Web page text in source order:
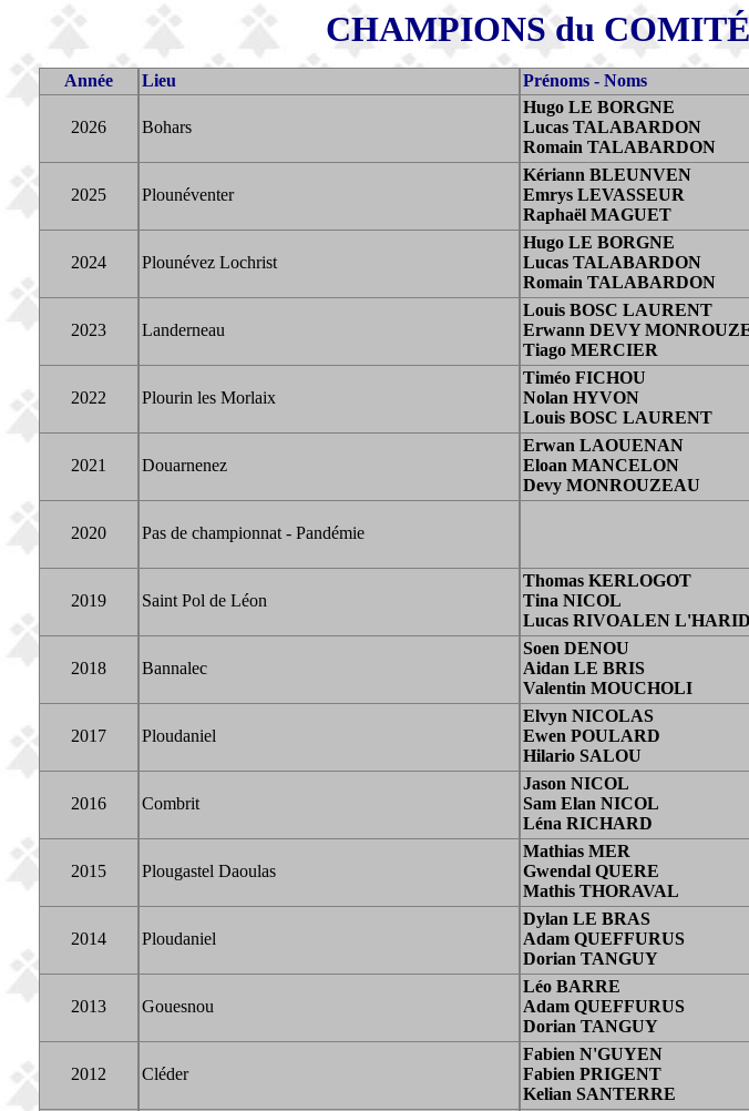
CHAMPIONS du COMITÉ
Année Lieu Prénoms - Noms
2026 Bohars
Hugo LE BORGNE
Lucas TALABARDON
Romain TALABARDON
2025 Plounéventer
Kériann BLEUNVEN
Emrys LEVASSEUR
Raphaël MAGUET
2024 Plounévez Lochrist
Hugo LE BORGNE
Lucas TALABARDON
Romain TALABARDON
2023 Landerneau
Louis BOSC LAURENT
Erwann DEVY
Tiago MERCIER
2022 Plourin les Morlaix
Timéo FICHOU
Nolan HYVON
Louis BOSC LAURENT
2021 Douarnenez
Erwan LAOUENAN
Eloan MANCELON
Devy MONROUZEAU
2020 Pas de championnat - Pandémie
2019 Saint Pol de Léon
Thomas KERLOGOT
Tina NICOL
Lucas RIVOALEN
2018 Bannalec
Soen DENOU
Aidan LE BRIS
Valentin MOUCHOLI
2017 Ploudaniel
Elvyn NICOLAS
Ewen POULARD
Hilario SALOU
2016 Combrit
Jason NICOL
Sam Elan NICOL
Léna RICHARD
2015 Plougastel Daoulas
Mathias MER
Gwendal QUERE
Mathis THORAVAL
2014 Ploudaniel
Dylan LE BRAS
Adam QUEFFURUS
Dorian TANGUY
2013 Gouesnou
Léo BARRE
Adam QUEFFURUS
Dorian TANGUY
2012 Cléder
Fabien N'GUYEN
Fabien PRIGENT
Kelian SANTERRE